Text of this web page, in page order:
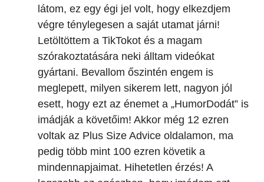
látom, ez egy égi jel volt, hogy elkezdjem
végre ténylegesen a saját utamat járni!
Letöltöttem a TikTokot és a magam
szórakoztatására neki álltam videókat
gyártani. Bevallom őszintén engem is
meglepett, milyen sikerem lett, nagyon jól
esett, hogy ezt az énemet a „HumorDodát” is
imádják a követőim! Akkor még 12 ezren
voltak az Plus Size Advice oldalamon, ma
pedig több mint 100 ezren követik a
mindennapjaimat. Hihetetlen érzés! A